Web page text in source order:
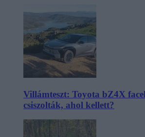
Villámteszt: Toyota bZ4X
csiszolták, ahol kellett?